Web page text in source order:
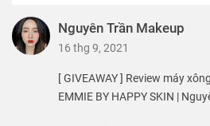
Nguyên Trần Makeup
16 thg 9, 2021
[ GIVEAWAY ] Review máy
EMMIE BY HAPPY SKIN |